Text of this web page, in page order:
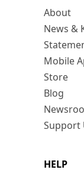
About
News &
Mobile
Store
Blog
Support
HELP